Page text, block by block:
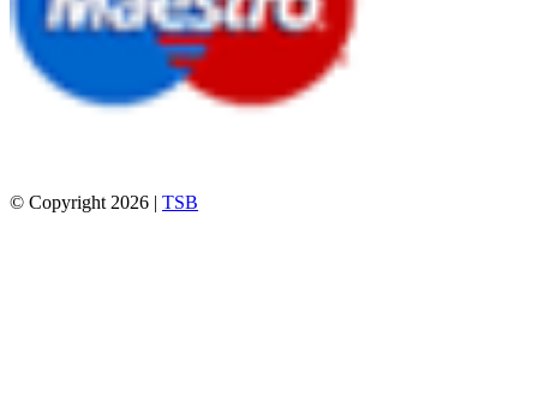
© Copyright 2026 | TSB